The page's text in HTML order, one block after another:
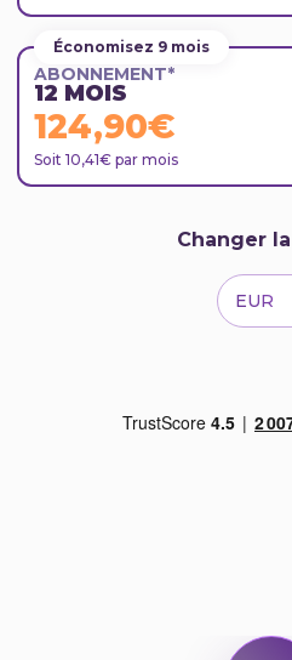
Économisez 9 mois
ABONNEMENT*
12 MOIS
124,90€
Soit 10,41€ par mois
Changer
EUR